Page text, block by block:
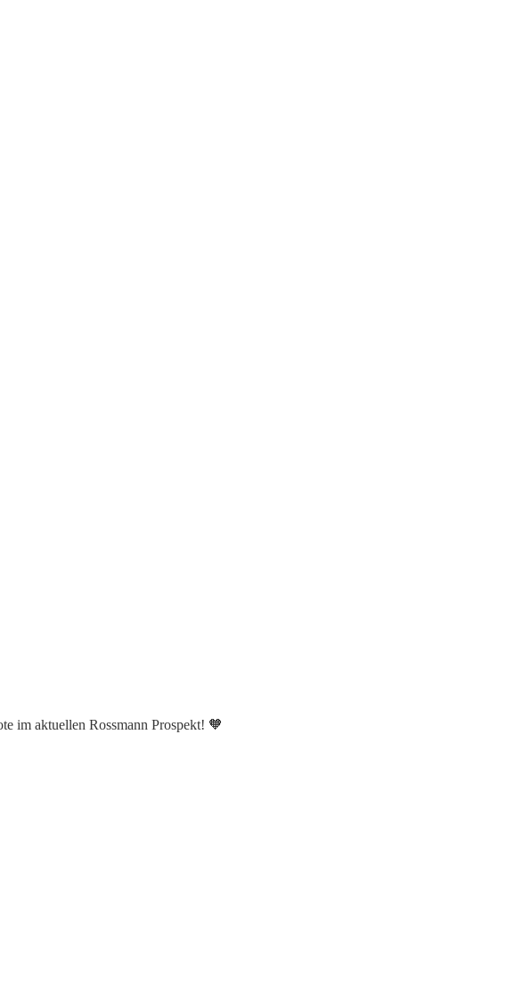
im aktuellen Rossmann Prospekt! 🧡